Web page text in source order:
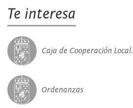
Te interesa
Caja de Cooperación Local.
Ordenanzas